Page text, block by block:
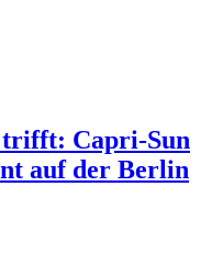
Capri-Sun
auf der Berlin